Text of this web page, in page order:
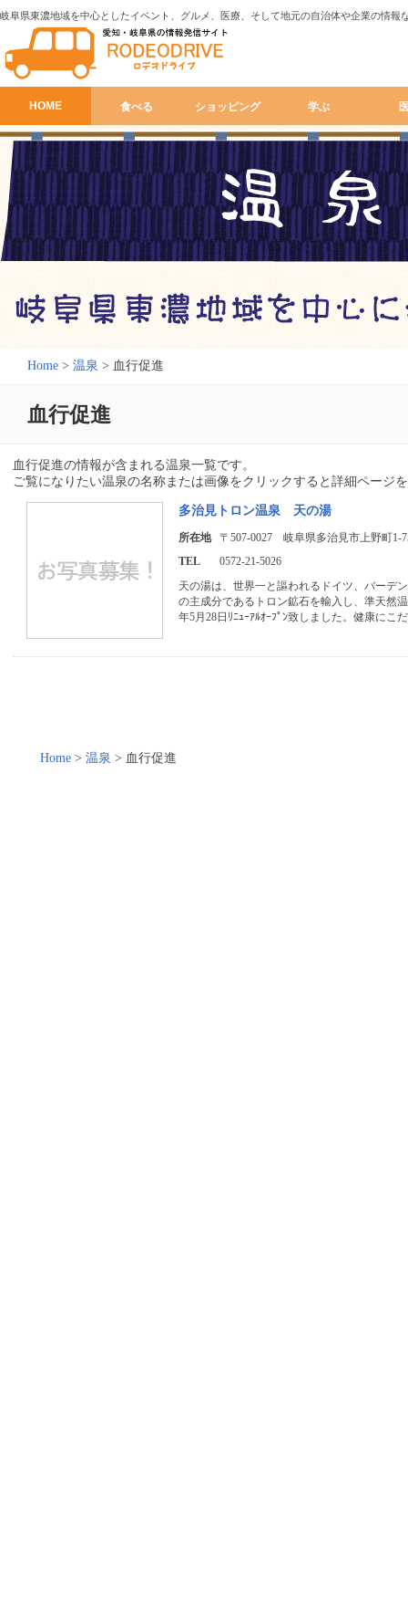
岐阜県東濃地域を中心としたイベント、グルメ、医療、そして地元の自治体や企業の情報
HOME 食べる ショッピング 学ぶ
Home > 温泉 > 血行促進
血行促進
血行促進の情報が含まれる温泉一覧です。
ご覧になりたい温泉の名称または画像をクリックすると詳細ページ
多治見トロン温泉 天の湯
所在地
〒507-0027 岐阜県多治見市上野町1-
TEL
0572-21-5026
天の湯は、世界一と謳われるドイツ、バーデ
の主成分であるトロン鉱石を輸入し、準天然
年5月28日ﾘﾆｭｰｱﾙｵｰﾌﾟﾝ致しました。健康にこ
Home> 温泉 > 血行促進